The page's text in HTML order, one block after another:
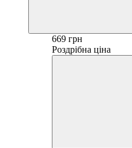
669 грн
Роздрібна ціна